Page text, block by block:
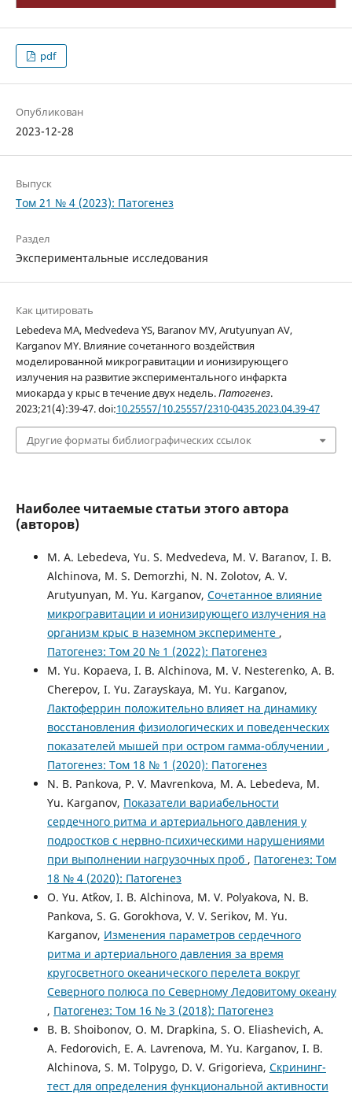
pdf
Опубликован
2023-12-28
Выпуск
Том 21 № 4 (2023): Патогенез
Раздел
Экспериментальные исследования
Как цитировать
Lebedeva MA, Medvedeva YS, Baranov MV, Arutyunyan AV,
Karganov MY. Влияние сочетанного воздействия
моделированной микрогравитации и ионизирующего
излучения на развитие экспериментального инфаркта
миокарда у крыс в течение двух недель.Патогенез.
2023;21(4):39-47. doi:10.25557/10.25557/2310-0435.2023.04.39-47
Другие форматы библиографических ссылок
Наиболее читаемые статьи этого автора
(авторов)
M. A. Lebedeva, Yu. S. Medvedeva, M. V. Baranov, I. B.
Alchinova, M. S. Demorzhi, N. N. Zolotov, A. V.
Arutyunyan, M. Yu. Karganov, Сочетанное влияние
микрогравитации и ионизирующего излучения на
организм крыс в наземном эксперименте ,
Патогенез: Том 20 № 1 (2022): Патогенез
M. Yu. Kopaeva, I. B. Alchinova, M. V. Nesterenko, A. B.
Cherepov, I. Yu. Zarayskaya, M. Yu. Karganov,
Лактоферрин положительно влияет на динамику
восстановления физиологических и поведенческих
показателей мышей при остром гамма-облучении ,
Патогенез: Том 18 № 1 (2020): Патогенез
N. B. Pankova, P. V. Mavrenkova, M. A. Lebedeva, M.
Yu. Karganov, Показатели вариабельности
сердечного ритма и артериального давления у
подростков с нервно-психическими нарушениями
при выполнении нагрузочных проб , Патогенез: Том
18 № 4 (2020): Патогенез
O. Yu. At`kov, I. B. Alchinova, M. V. Polyakova, N. B.
Pankova, S. G. Gorokhova, V. V. Serikov, M. Yu.
Karganov, Изменения параметров сердечного
ритма и артериального давления за время
кругосветного океанического перелета вокруг
Северного полюса по Северному Ледовитому океану
, Патогенез: Том 16 № 3 (2018): Патогенез
B. B. Shoibonov, O. M. Drapkina, S. O. Eliashevich, A.
A. Fedorovich, E. A. Lavrenova, M. Yu. Karganov, I. B.
Alchinova, S. M. Tolpygo, D. V. Grigorieva, Скрининг-
тест для определения функциональной активности